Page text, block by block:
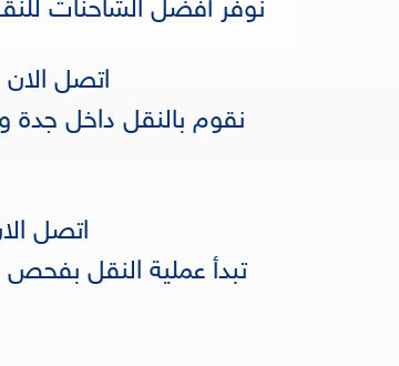
نوفر أفضل الشاحنات
اتصل
نقوم بالنقل داخل جدة
اتصل الان على
تبدأ عملية النقل بفحص